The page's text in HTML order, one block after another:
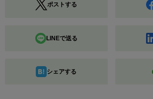
ポストする
LINEで送る
シェアする